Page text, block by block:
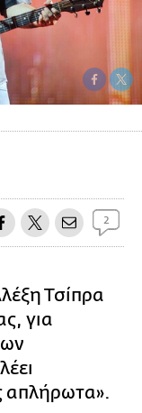
2
Τσίπρα
για
απλήρωτα».